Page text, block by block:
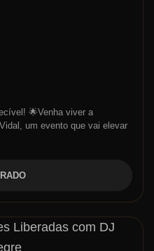
🌟Venha viver a
um evento que vai elevar